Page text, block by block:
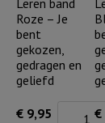
Leren band
Roze – Je
bent
gekozen,
gedragen en
geliefd
€ 9,95 €